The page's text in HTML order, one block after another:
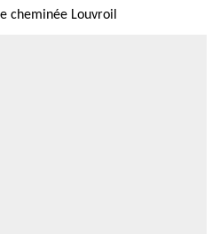
cheminée Louvroil